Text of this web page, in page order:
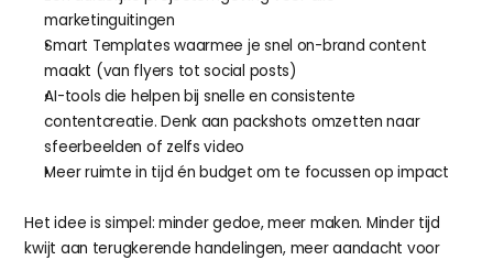
marketinguitingen
Smart Templates waarmee je snel on-brand content
maakt (van flyers tot social posts)
AI-tools die helpen bij snelle en consistente
contentcreatie. Denk aan packshots omzetten naar
sfeerbeelden of zelfs video
Meer ruimte in tijd én budget om te focussen op impact
Het idee is simpel: minder gedoe, meer maken. Minder tijd
kwijt aan terugkerende handelingen, meer aandacht voor